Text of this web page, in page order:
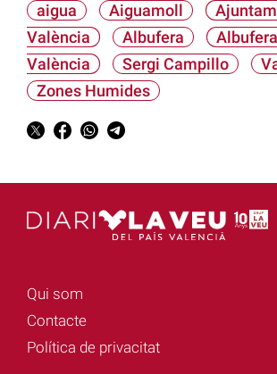
aigua Aiguamoll
València
Albufera
València
Sergi Campillo
Zones Humides
Qui som
Contacte
Política de privacitat